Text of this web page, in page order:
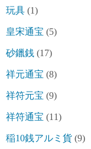
玩具 (1)
皇宋通宝 (5)
砂鑞銭 (17)
祥元通宝 (8)
祥符元宝 (9)
祥符通宝 (11)
稲10銭アルミ貨 (9)